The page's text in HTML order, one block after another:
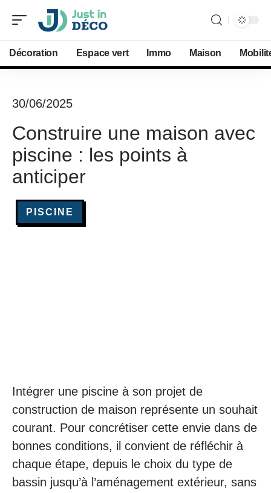
Décoration Espace vert Immo Maison
30/06/2025
Construire une maison avec
piscine : les points à
anticiper
PISCINE
Intégrer une piscine à son projet de
construction de maison représente un souhait
courant. Pour concrétiser cette envie dans de
bonnes conditions, il convient de réfléchir à
chaque étape, depuis le choix du type de
bassin jusqu’à l’aménagement extérieur, sans